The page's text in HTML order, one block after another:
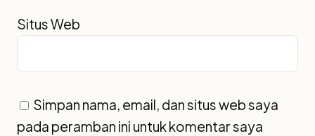
Situs Web
Simpan nama, email, dan situs web saya
pada peramban ini untuk komentar saya